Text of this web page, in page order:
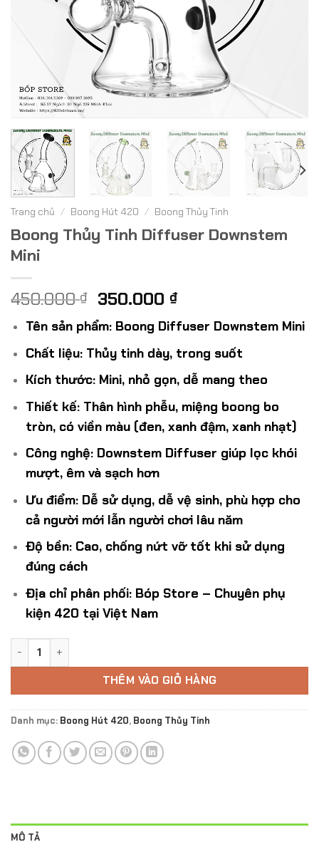
Trang chủ / Boong Hút 420 / Boong Thủy Tinh
Boong Thủy Tinh Diffuser Downstem
Mini
450.000₫ Giá
gốc
là:
450.000 ₫.
350.000 ₫Giá
tại
là:
350.000 ₫.
Tên sản phẩm:Boong Diffuser Downstem Mini
Chất liệu:Thủy tinh dày, trong suốt
Kích thước:Mini, nhỏ gọn, dễ mang theo
Thiết kế:Thân hình phễu, miệng boong bo
tròn, có viền màu (đen, xanh đậm, xanh nhạt)
Công nghệ:Downstem Diffuser giúp lọc khói
mượt, êm và sạch hơn
Ưu điểm:Dễ sử dụng, dễ vệ sinh, phù hợp cho
cả người mới lẫn người chơi lâu năm
Độ bền:Cao, chống nứt vỡ tốt khi sử dụng
đúng cách
Địa chỉ phân phối:Bóp Store – Chuyên phụ
kiện 420 tại Việt Nam
Boong Thủy Tinh Diffuser Downstem Mini số lượng
THÊM VÀO GIỎ HÀNG
Danh mục: Boong Hút 420, Boong Thủy Tinh
MÔ TẢ